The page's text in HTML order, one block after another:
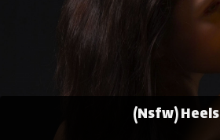
(Nsfw) Heels